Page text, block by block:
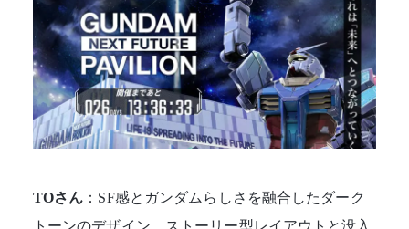
TOさん ：SF感とガンダムらしさを融合したダーク